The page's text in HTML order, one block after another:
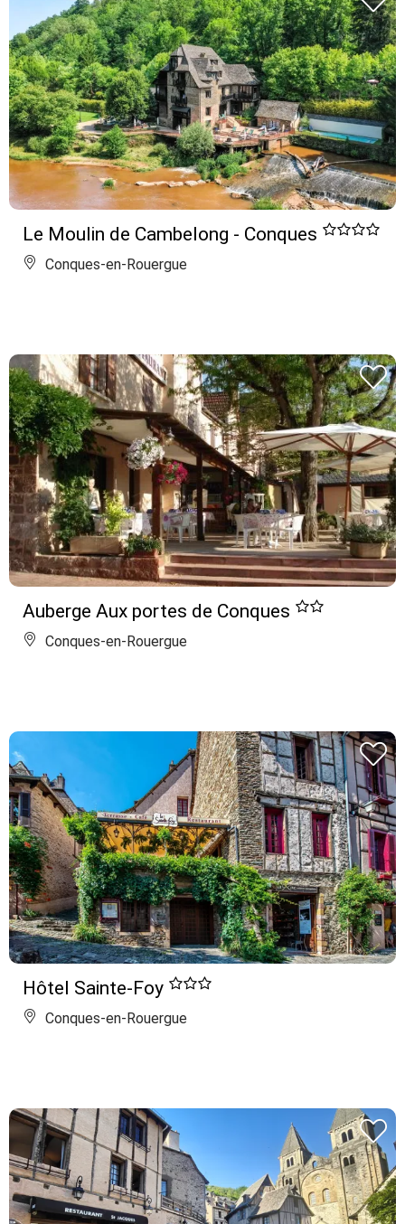
Le Moulin de Cambelong - Conques
Conques-en-Rouergue
Auberge Aux portes de Conques
Conques-en-Rouergue
Hôtel Sainte-Foy
Conques-en-Rouergue